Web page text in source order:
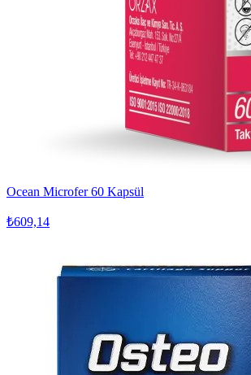
Ocean Microfer 60 Kapsül
₺609,14